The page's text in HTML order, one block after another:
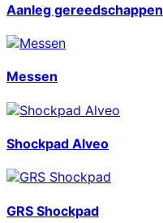
Aanleg gereedschappen
Messen
Shockpad Alveo
GRS Shockpad